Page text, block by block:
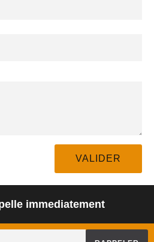
immediatement